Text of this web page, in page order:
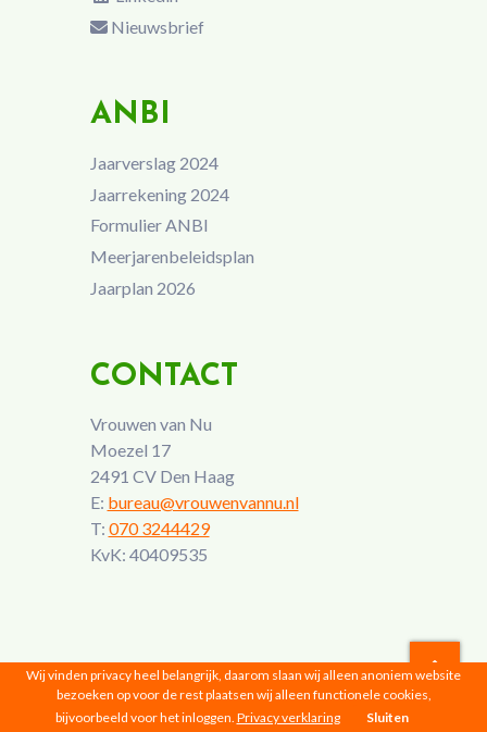
Nieuwsbrief
ANBI
Jaarverslag 2024
Jaarrekening 2024
Formulier ANBI
Meerjarenbeleidsplan
Jaarplan 2026
CONTACT
Vrouwen van Nu
Moezel 17
2491 CV Den Haag
E: bureau@vrouwenvannu.nl
T: 070 3244429
KvK: 40409535
Vrouwen van Nu © 2026 |Privacyverklaring
Wij vinden privacy heel belangrijk, daarom slaan wij alleen anoniem website
bezoeken op voor de rest plaatsen wij alleen functionele cookies,
bijvoorbeeld voor het inloggen. Privacy verklaring Sluiten